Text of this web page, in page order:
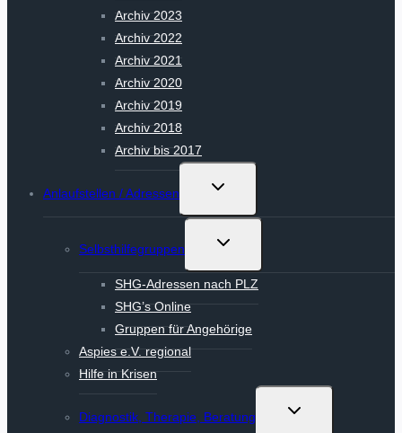
Archiv 2023
Archiv 2022
Archiv 2021
Archiv 2020
Archiv 2019
Archiv 2018
Archiv bis 2017
Anlaufstellen / Adressen
Untermenü
Selbsthilfegruppen
Untermenü
SHG-Adressen nach PLZ
SHG’s Online
Gruppen für Angehörige
Aspies e.V. regional
Hilfe in Krisen
Diagnostik, Therapie, Beratung
Untermenü